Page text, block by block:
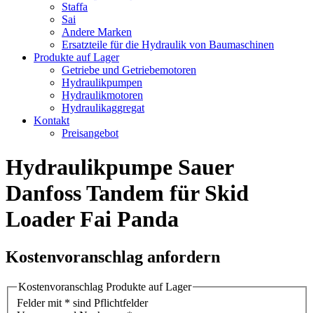
Staffa
Sai
Andere Marken
Ersatzteile für die Hydraulik von Baumaschinen
Produkte auf Lager
Getriebe und Getriebemotoren
Hydraulikpumpen
Hydraulikmotoren
Hydraulikaggregat
Kontakt
Preisangebot
Hydraulikpumpe Sauer
Danfoss Tandem für Skid
Loader Fai Panda
Kostenvoranschlag anfordern
Kostenvoranschlag Produkte auf Lager
Felder mit * sind Pflichtfelder